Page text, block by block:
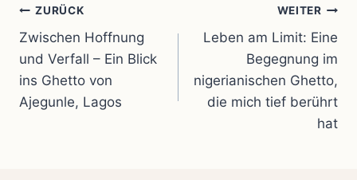
Beitragsnavigation
ZURÜCK
Zwischen Hoffnung
und Verfall – Ein Blick
ins Ghetto von
Ajegunle, Lagos
WEITER
Leben am Limit: Eine
Begegnung im
nigerianischen Ghetto,
die mich tief berührt
hat